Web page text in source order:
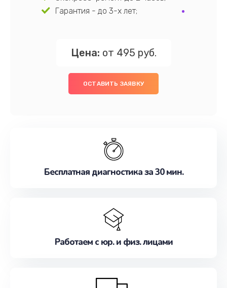
Гарантия - до 3-х лет;
Цена: от 495 руб.
ОСТАВИТЬ ЗАЯВКУ
Бесплатная диагностика за 30 мин.
Работаем с юр. и физ. лицами